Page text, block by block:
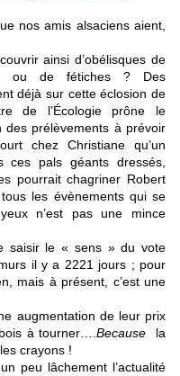
nos amis alsaciens aient,
ainsi d’obélisques de
ou de fétiches ? Des
déjà sur cette éclosion de
de l’Écologie prône le
prélèvements à prévoir
chez Christiane qu’un
ces pals géants dressés,
pourrait chagriner Robert
les évènements qui se
n’est pas une mince
saisir le « sens » du vote
il y a 2221 jours ; pour
mais à présent, c’est une
augmentation de leur prix
à tourner….Because la
crayons !
lâchement l’actualité